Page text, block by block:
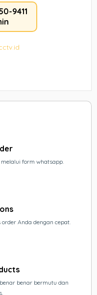
9411
form whatsapp.
Anda dengan cepat.
benar bermutu dan